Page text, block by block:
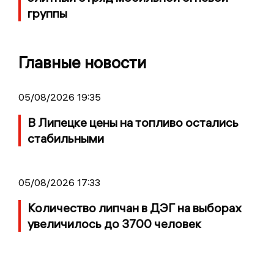
группы
Главные новости
05/08/2026 19:35
В Липецке цены на топливо остались
стабильными
05/08/2026 17:33
Количество липчан в ДЭГ на выборах
увеличилось до 3700 человек